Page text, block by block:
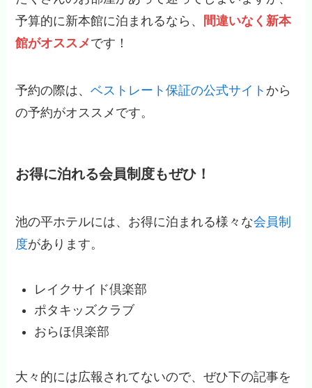
予算的に新本館に泊まれるなら、
間違いなく新本
館がオススメです！
予約の際は、ベストレート保証の公式サイト から
の予約がオススメです。
お得に泊れる会員制度もぜひ！
池の平ホテルには、お得に泊まれる様々な会員制
度があります。
レイクサイド倶楽部
ポタキッズクラブ
おらほ倶楽部
大々的には広報されてないので、ぜひ下の記事を